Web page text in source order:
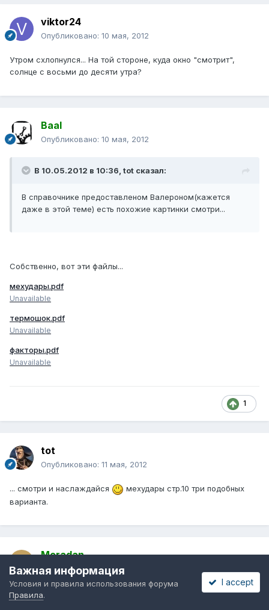
viktor24
Опубликовано: 10 мая, 2012
Утром схлопнулся... На той стороне, куда окно "смотрит",
солнце с восьми до десяти утра?
Baal
Опубликовано: 10 мая, 2012
В 10.05.2012 в 10:36, tot сказал:
В справочнике предоставленом Валероном(кажется
даже в этой теме) есть похожие картинки смотри...
Собственно, вот эти файлы...
мехудары.pdf
Unavailable
термошок.pdf
Unavailable
факторы.pdf
Unavailable
1
tot
Опубликовано: 11 мая, 2012
... смотри и наслаждайся
мехудары стр.10 три подобных
варианта.
Moradan
Опубликовано:11 мая, 2012
Собственно в ролике выложеном в соседней теме
Важная информация
Условия и правила использования форума
Правила.
I accept